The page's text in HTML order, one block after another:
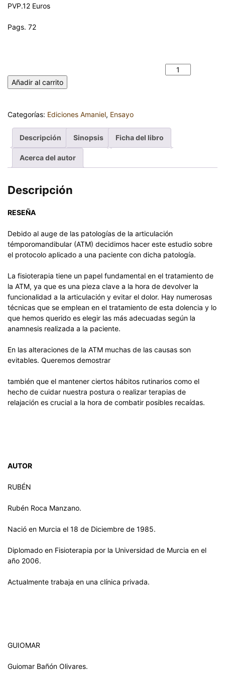
PVP.12 Euros
Pags. 72
Añadir al carrito
Categorías: Ediciones Amaniel, Ensayo
Descripción Sinopsis Ficha del libro
Acerca del autor
Descripción
RESEÑA
Debido al auge de las patologías de la articulación
témporomandibular (ATM) decidimos hacer este estudio sobre
el protocolo aplicado a una paciente con dicha patología.
La fisioterapia tiene un papel fundamental en el tratamiento de
la ATM, ya que es una pieza clave a la hora de devolver la
funcionalidad a la articulación y evitar el dolor. Hay numerosas
técnicas que se emplean en el tratamiento de esta dolencia y lo
que hemos querido es elegir las más adecuadas según la
anamnesis realizada a la paciente.
En las alteraciones de la ATM muchas de las causas son
evitables. Queremos demostrar
también que el mantener ciertos hábitos rutinarios como el
hecho de cuidar nuestra postura o realizar terapias de
relajación es crucial a la hora de combatir posibles recaídas.
AUTOR
RUBÉN
Rubén Roca Manzano.
Nació en Murcia el 18 de Diciembre de 1985.
Diplomado en Fisioterapia por la Universidad de Murcia en el
año 2006.
Actualmente trabaja en una clínica privada.
GUIOMAR
Guiomar Bañón Olivares.